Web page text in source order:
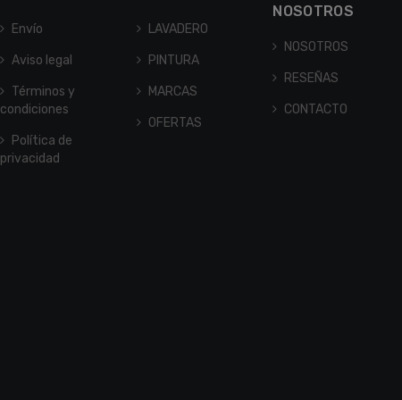
Envío
Aviso legal
Términos y
condiciones
Política de
privacidad
LAVADERO
PINTURA
MARCAS
OFERTAS
NOSOTROS
NOSOTROS
RESEÑAS
CONTACTO